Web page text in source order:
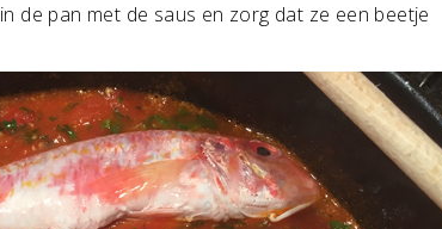
de pan met de saus en zorg dat ze een beetje